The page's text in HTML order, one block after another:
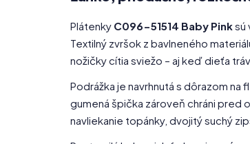
Plátenky C096-51514 Baby Pinksú
Textilný zvršok z bavlneného
nožičky cítia sviežo – aj keď dieťa
Podrážka je navrhnutá s dôrazom na
gumená špička zároveň chráni pred
navliekanie topánky, dvojitý suchý